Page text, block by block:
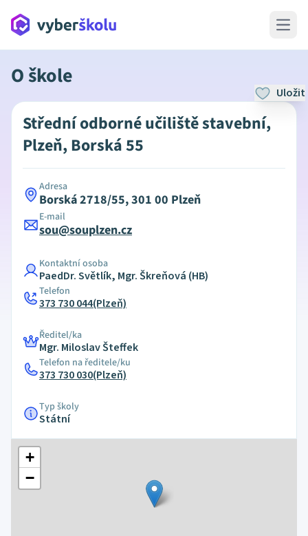
Open
O škole
Uložit
Střední odborné učiliště stavební,
Plzeň, Borská 55
Adresa
Borská 2718/55, 301 00 Plzeň
E-mail
sou@souplzen.cz
Kontaktní osoba
PaedDr. Světlík, Mgr. Škreňová (HB)
Telefon
373 730 044(Plzeň)
Ředitel/ka
Mgr. Miloslav Šteffek
Telefon na ředitele/ku
373 730 030(Plzeň)
Typ školy
Státní
+
−